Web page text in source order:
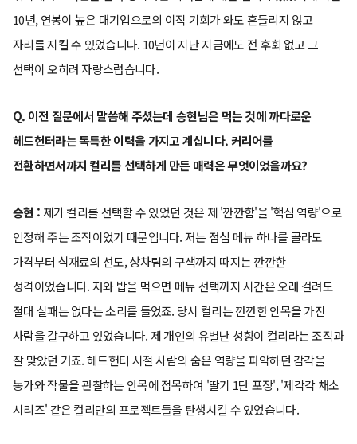
10년, 연봉이 높은 대기업으로의 이직 기회가 와도 흔들리지 않고
자리를 지킬 수 있었습니다. 10년이 지난 지금에도 전 후회 없고 그
선택이 오히려 자랑스럽습니다.
Q. 이전 질문에서 말씀해 주셨는데 승현님은 먹는 것에 까다로운
헤드헌터라는 독특한 이력을 가지고 계십니다. 커리어를
전환하면서까지 컬리를 선택하게 만든 매력은 무엇이었을까요?
승현 : 제가 컬리를 선택할 수 있었던 것은 제 '깐깐함'을 '핵심 역량'으로
인정해 주는 조직이었기 때문입니다. 저는 점심 메뉴 하나를 골라도
가격부터 식재료의 선도, 상차림의 구색까지 따지는 깐깐한
성격이었습니다. 저와 밥을 먹으면 메뉴 선택까지 시간은 오래 걸려도
절대 실패는 없다는 소리를 들었죠. 당시 컬리는 깐깐한 안목을 가진
사람을 갈구하고 있었습니다. 제 개인의 유별난 성향이 컬리라는 조직과
잘 맞았던 거죠. 헤드헌터 시절 사람의 숨은 역량을 파악하던 감각을
농가와 작물을 관찰하는 안목에 접목하여 '딸기 1단 포장', '제각각 채소
시리즈' 같은 컬리만의 프로젝트들을 탄생시킬 수 있었습니다.